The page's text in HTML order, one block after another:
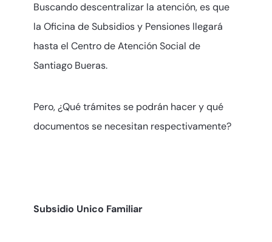
Buscando descentralizar la atención, es que
la Oficina de Subsidios y Pensiones llegará
hasta el Centro de Atención Social de
Santiago Bueras.
Pero, ¿Qué trámites se podrán hacer y qué
documentos se necesitan respectivamente?
Subsidio Unico Familiar